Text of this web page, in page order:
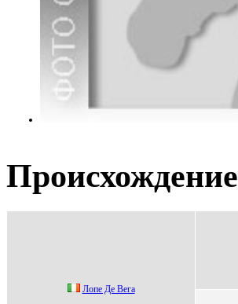
Происхождение
Лoпе Де Bегa